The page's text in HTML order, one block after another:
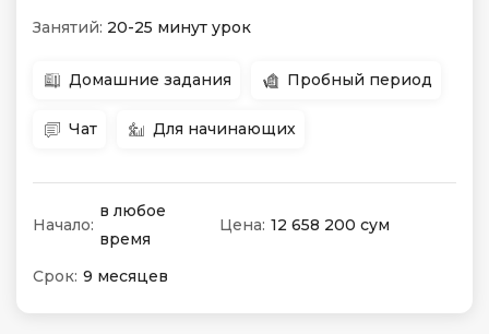
Занятий: 20-25 минут урок
Домашние задания Пробный период
Чат Для начинающих
Начало:
в любое
время
Цена: 12 658 200 сум
Срок: 9 месяцев